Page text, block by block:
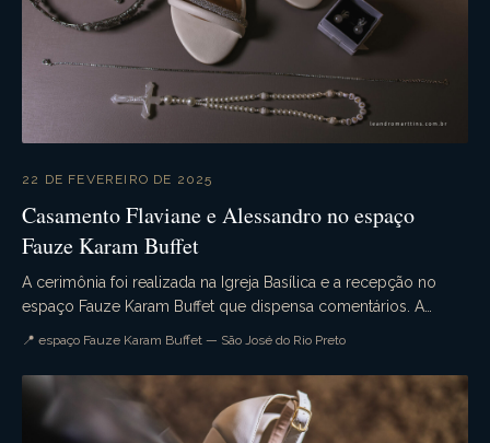
22 DE FEVEREIRO DE 2025
Casamento Flaviane e Alessandro no espaço
Fauze Karam Buffet
A cerimônia foi realizada na Igreja Basílica e a recepção no
espaço Fauze Karam Buffet que dispensa comentários. A
📍 espaço Fauze Karam Buffet — São José do Rio Preto